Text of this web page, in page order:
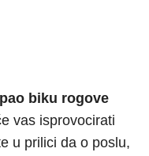
biku rogove
vas isprovocirati
u prilici da o poslu,